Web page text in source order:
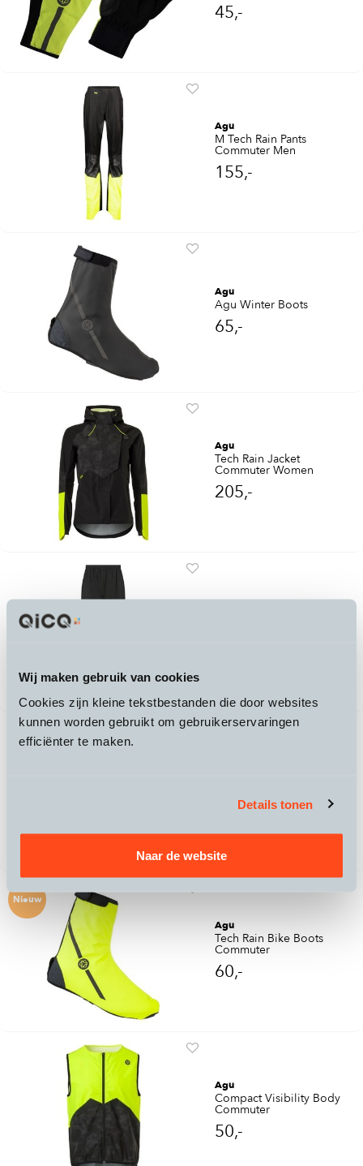
Wij maken gebruik van cookies
Cookies zijn kleine tekstbestanden die door websites
kunnen worden gebruikt om gebruikerservaringen
efficiënter te maken.
Details tonen
Naar de website
45,-
Agu
M Tech Rain Pants
Commuter Men
155,-
Agu
Agu Winter Boots
65,-
Agu
Tech Rain Jacket
Commuter Women
205,-
165,-
Nieuw
Agu
Tech Rain Bike Boots
Commuter
60,-
Agu
Compact Visibility Body
Commuter
50,-